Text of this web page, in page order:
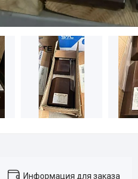
Информация для заказа